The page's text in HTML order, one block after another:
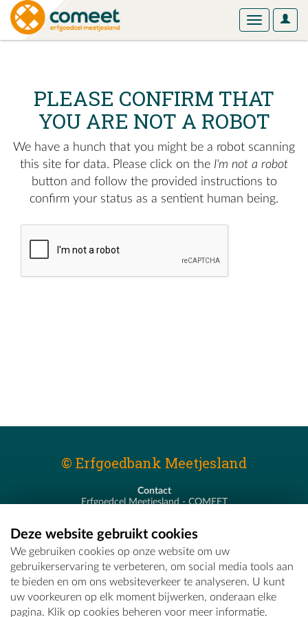
User
Toggle
PLEASE CONFIRM THAT
YOU ARE NOT A ROBOT
We have a hunch that you might be a robot scanning
this site for data. Please click on the I'm not a robot
button and follow the provided instructions to
confirm your status as a sentient human being.
© Erfgoedbank Meetjesland
Contact
Erfgoedcel Meetjesland - COMEET
T - 09 373 75 96
E -erfgoedcel@comeet.be
Deze website gebruikt cookies
We gebruiken cookies op onze website om uw
gebruikerservaring te verbeteren, om social media tools aan
te bieden en om ons websiteverkeer te analyseren. U kunt
uw voorkeuren op elk moment bijwerken, onderaan elke
pagina. Klik op cookies beheren voor meer informatie.